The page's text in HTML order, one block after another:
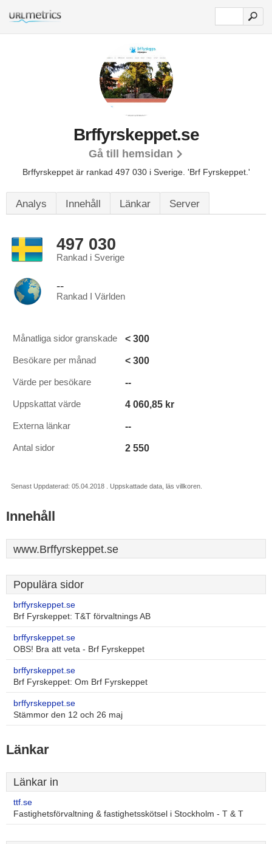
Brffyrskeppet.se
Gå till hemsidan
Brffyrskeppet är rankad 497 030 i Sverige. 'Brf Fyrskeppet.'
Analys Innehåll Länkar Server
497 030
Rankad i Sverige
--
Rankad I Världen
Månatliga sidor granskade < 300
Besökare per månad < 300
Värde per besökare --
Uppskattat värde 4 060,85 kr
Externa länkar --
Antal sidor 2 550
Senast Uppdaterad: 05.04.2018 . Uppskattade data, läs villkoren.
Innehåll
www.Brffyrskeppet.se
Populära sidor
brffyrskeppet.se
Brf Fyrskeppet: T&T förvaltnings AB
brffyrskeppet.se
OBS! Bra att veta - Brf Fyrskeppet
brffyrskeppet.se
Brf Fyrskeppet: Om Brf Fyrskeppet
brffyrskeppet.se
Stämmor den 12 och 26 maj
Länkar
Länkar in
ttf.se
Fastighetsförvaltning & fastighetsskötsel i Stockholm - T & T